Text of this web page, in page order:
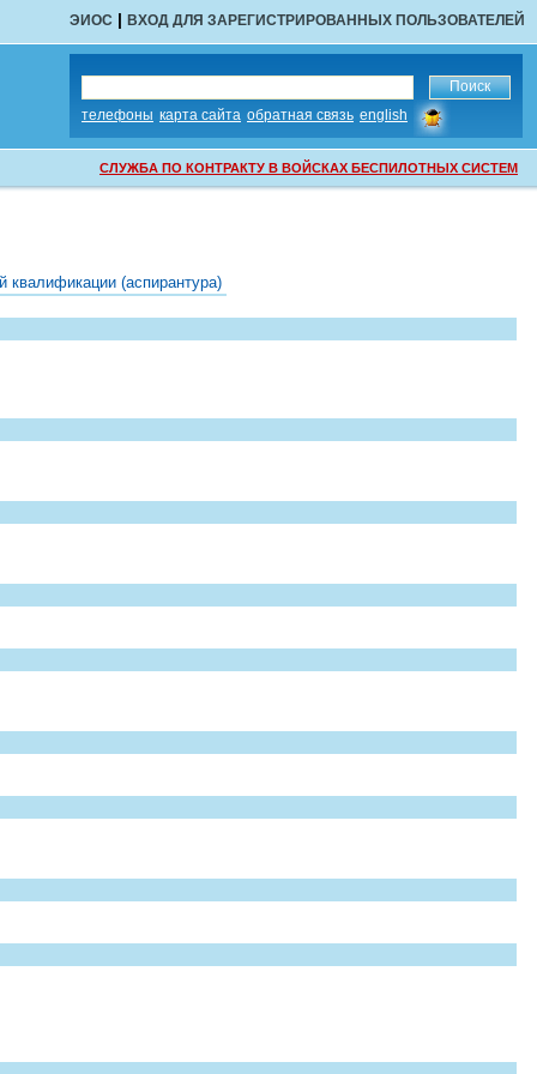
ЭИОС | ВХОД ДЛЯ ЗАРЕГИСТРИРОВАННЫХ ПОЛЬЗОВАТЕЛЕЙ
телефоны карта сайта обратная связь english
сообщить
об
ошибке
СЛУЖБА ПО КОНТРАКТУ В ВОЙСКАХ БЕСПИЛОТНЫХ СИСТЕМ
квалификации (аспирантура)